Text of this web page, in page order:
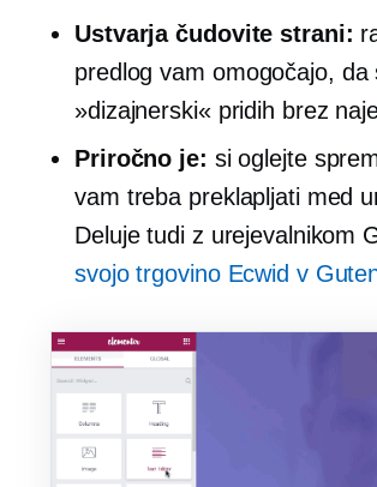
Ustvarja čudovite strani:
predlog vam omogočajo,
»dizajnerski« pridih brez
Priročno je: si oglejte
vam treba preklapljati med
Deluje tudi z urejevalnikom
svojo trgovino Ecwid v